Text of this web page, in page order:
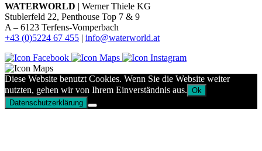
WATERWORLD | Werner Thiele KG
Stublerfeld 22, Penthouse Top 7 & 9
A – 6123 Terfens-Vomperbach
+43 (0)5224 67 455 | info@waterworld.at
Diese Website benutzt Cookies. Wenn Sie die Website weiter
nutzten, gehen wir von Ihrem Einverständnis aus. Ok
Datenschutzerklärung